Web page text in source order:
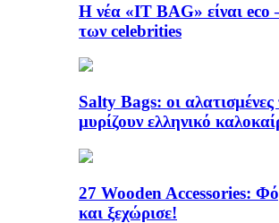
Η νέα «IT BAG» είναι eco
των celebrities
Salty Bags: οι αλατισμένες
μυρίζουν ελληνικό
27 Wooden Accessories:
και ξεχώρισε!